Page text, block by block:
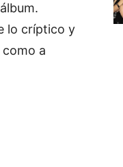
lo críptico y
a